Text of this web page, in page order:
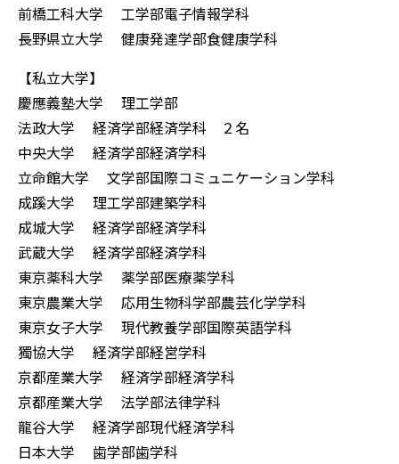
前橋工科大学 工学部電子情報学科
長野県立大学 健康発達学部食健康学科
【私立大学】
慶應義塾大学 理工学部
法政大学 経済学部経済学科 ２名
中央大学 経済学部経済学科
立命館大学 文学部国際コミュニケーション学科
成蹊大学 理工学部建築学科
成城大学 経済学部経済学科
武蔵大学 経済学部経済学科
東京薬科大学 薬学部医療薬学科
東京農業大学 応用生物科学部農芸化学学科
東京女子大学 現代教養学部国際英語学科
獨協大学 経済学部経営学科
京都産業大学 経済学部経済学科
京都産業大学 法学部法律学科
龍谷大学 経済学部現代経済学科
日本大学 歯学部歯学科